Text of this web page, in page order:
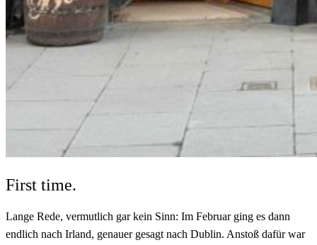
First time.
Lange Rede, vermutlich gar kein Sinn: Im Februar ging es dann
endlich nach Irland, genauer gesagt nach Dublin. Anstoß dafür war